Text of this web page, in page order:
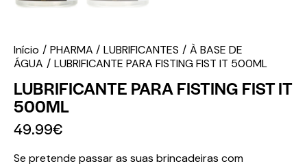
Início PHARMA LUBRIFICANTES
À BASE DE
ÁGUA
LUBRIFICANTE PARA FISTING FIST IT 500ML
LUBRIFICANTE PARA FISTING FIST IT
500ML
49.99€
Se pretende passar as suas brincadeiras com